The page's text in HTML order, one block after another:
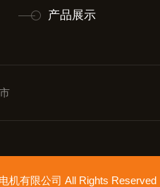
产品展示
机有限公司 All Rights